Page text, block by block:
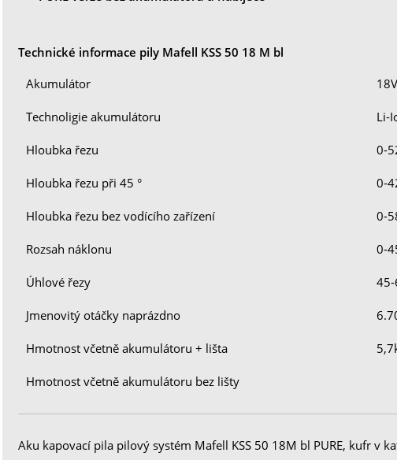
Technické informace pily Mafell KSS 50 18 M bl
Akumulátor
Technoligie akumulátoru Li-
Hloubka řezu 0-
Hloubka řezu při 45 ° 0-
Hloubka řezu bez vodícího zařízení 0-
Rozsah náklonu 0-
Úhlové řezy 45-
Jmenovitý otáčky naprázdno
Hmotnost včetně akumulátoru + lišta
Hmotnost včetně akumulátoru bez lišty
Aku kapovací pila pilový systém Mafell KSS 50 18M bl PURE, kufr v